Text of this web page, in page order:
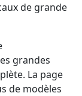
de grande
grandes
La page
de modèles